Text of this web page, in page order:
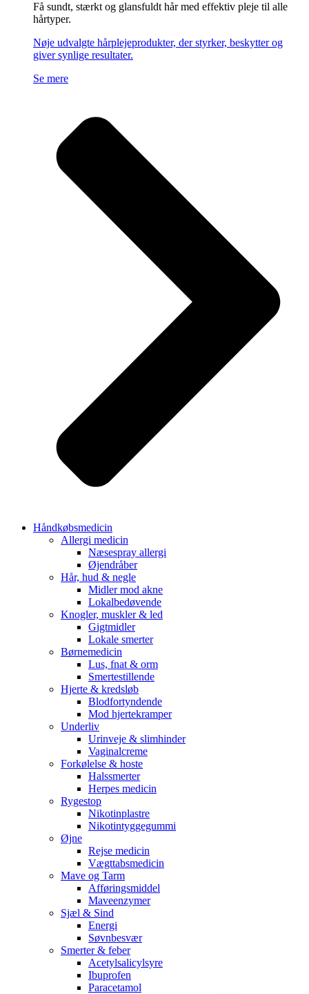
Få sundt, stærkt og glansfuldt hår med effektiv pleje til alle
hårtyper.
Nøje udvalgte hårplejeprodukter, der styrker, beskytter og
giver synlige resultater.
Se mere
Håndkøbsmedicin
Allergi medicin
Næsespray allergi
Øjendråber
Hår, hud & negle
Midler mod akne
Lokalbedøvende
Knogler, muskler & led
Gigtmidler
Lokale smerter
Børnemedicin
Lus, fnat & orm
Smertestillende
Hjerte & kredsløb
Blodfortyndende
Mod hjertekramper
Underliv
Urinveje & slimhinder
Vaginalcreme
Forkølelse & hoste
Halssmerter
Herpes medicin
Rygestop
Nikotinplastre
Nikotintyggegummi
Øjne
Rejse medicin
Vægttabsmedicin
Mave og Tarm
Afføringsmiddel
Maveenzymer
Sjæl & Sind
Energi
Søvnbesvær
Smerter & feber
Acetylsalicylsyre
Ibuprofen
Paracetamol